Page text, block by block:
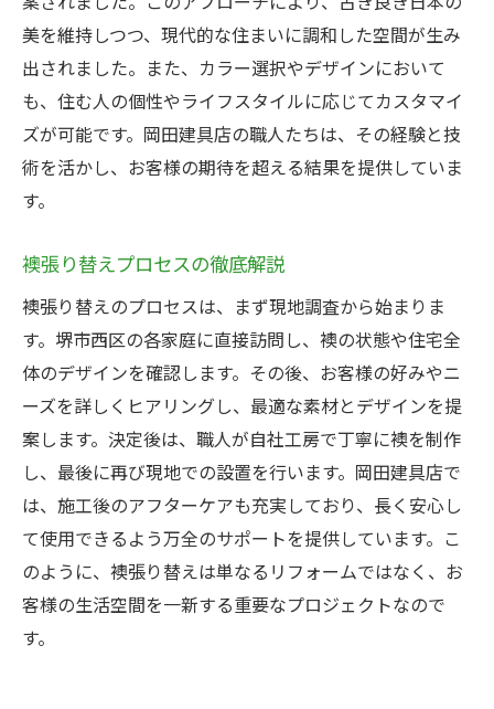
美を維持しつつ、現代的な住まいに調和した空間が生み
出されました。また、カラー選択やデザインにおいて
も、住む人の個性やライフスタイルに応じてカスタマイ
ズが可能です。岡田建具店の職人たちは、その経験と技
術を活かし、お客様の期待を超える結果を提供していま
す。
襖張り替えプロセスの徹底解説
襖張り替えのプロセスは、まず現地調査から始まりま
す。堺市西区の各家庭に直接訪問し、襖の状態や住宅全
体のデザインを確認します。その後、お客様の好みやニ
ーズを詳しくヒアリングし、最適な素材とデザインを提
案します。決定後は、職人が自社工房で丁寧に襖を制作
し、最後に再び現地での設置を行います。岡田建具店で
は、施工後のアフターケアも充実しており、長く安心し
て使用できるよう万全のサポートを提供しています。こ
のように、襖張り替えは単なるリフォームではなく、お
客様の生活空間を一新する重要なプロジェクトなので
す。